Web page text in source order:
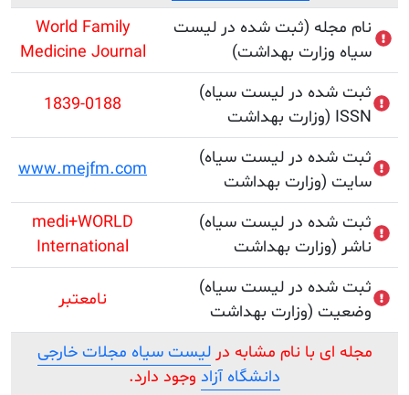
World Family
Medicine Journal
(ثبت شده در لیست
وزارت بهداشت)
1839-0188
(ثبت شده در لیست سیاه
www.mejfm.com
(ثبت شده در لیست سیاه
medi+WORLD
International
(ثبت شده در لیست سیاه
(ثبت شده در لیست سیاه
با نام مشابه در لیست سیاه مجلات خارجی
دانشگاه آزادوجود دارد.